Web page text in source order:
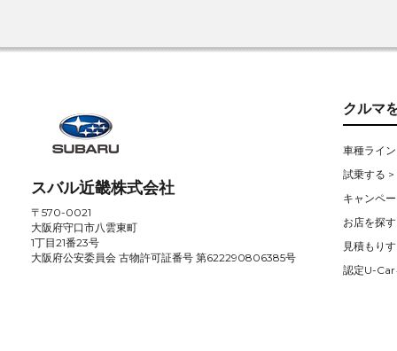
スバル近畿株式会社
〒570-0021
大阪府守口市八雲東町
1丁目21番23号
大阪府公安委員会 古物許可証番号 第622290806385号
クルマ
車種ライ
試乗する >
キャンペ
お店を探
見積もり
認定U-Car